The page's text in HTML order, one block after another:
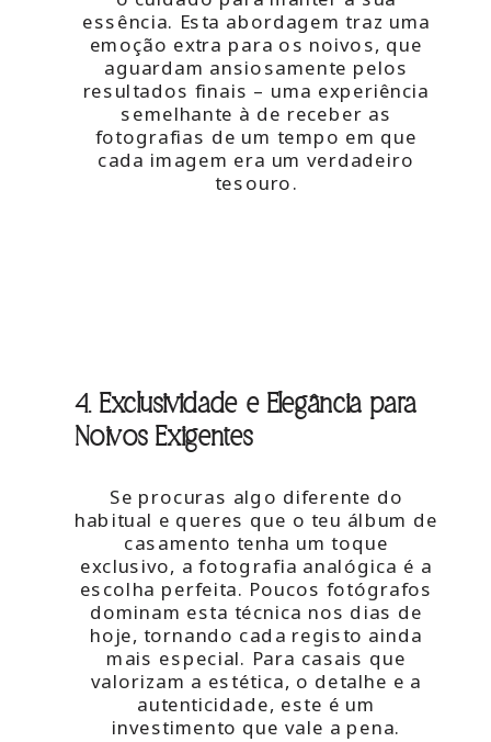
essência. Esta abordagem traz uma
emoção extra para os noivos, que
aguardam ansiosamente pelos
resultados finais – uma experiência
semelhante à de receber as
fotografias de um tempo em que
cada imagem era um verdadeiro
tesouro.
4. Exclusividade e Elegância para
Noivos Exigentes
Se procuras algo diferente do
habitual e queres que o teu álbum de
casamento tenha um toque
exclusivo, a fotografia analógica é a
escolha perfeita. Poucos fotógrafos
dominam esta técnica nos dias de
hoje, tornando cada registo ainda
mais especial. Para casais que
valorizam a estética, o detalhe e a
autenticidade, este é um
investimento que vale a pena.